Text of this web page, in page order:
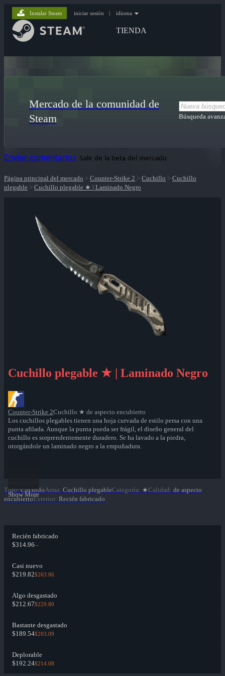
TIENDA
Instalar Steam iniciar sesión | idioma
Mercado de la comunidad de
Steam
Búsqueda
Enviar comentarios Salir de la beta del mercado
Página principal del mercado > Counter-Strike 2 > Cuchillo > Cuchillo
plegable > Cuchillo plegable ★ | Laminado Negro
Cuchillo plegable ★ | Laminado Negro
Counter-Strike 2Cuchillo ★ de aspecto encubierto
Los cuchillos plegables tienen una hoja curvada de estilo persa con una
punta afilada. Aunque la punta pueda ser frágil, el diseño general del
cuchillo es sorprendentemente duradero. Se ha lavado a la piedra,
otorgándole un laminado negro a la empuñadura.
Show More
Tipo: CuchilloArma: Cuchillo plegableCategoría: ★Calidad: de aspecto
encubiertoExterior: Recién fabricado
Recién fabricado
$314.96--
Casi nuevo
$219.82$263.86
Algo desgastado
$212.67$229.80
Bastante desgastado
$189.54$203.09
Deplorable
$192.24$214.08